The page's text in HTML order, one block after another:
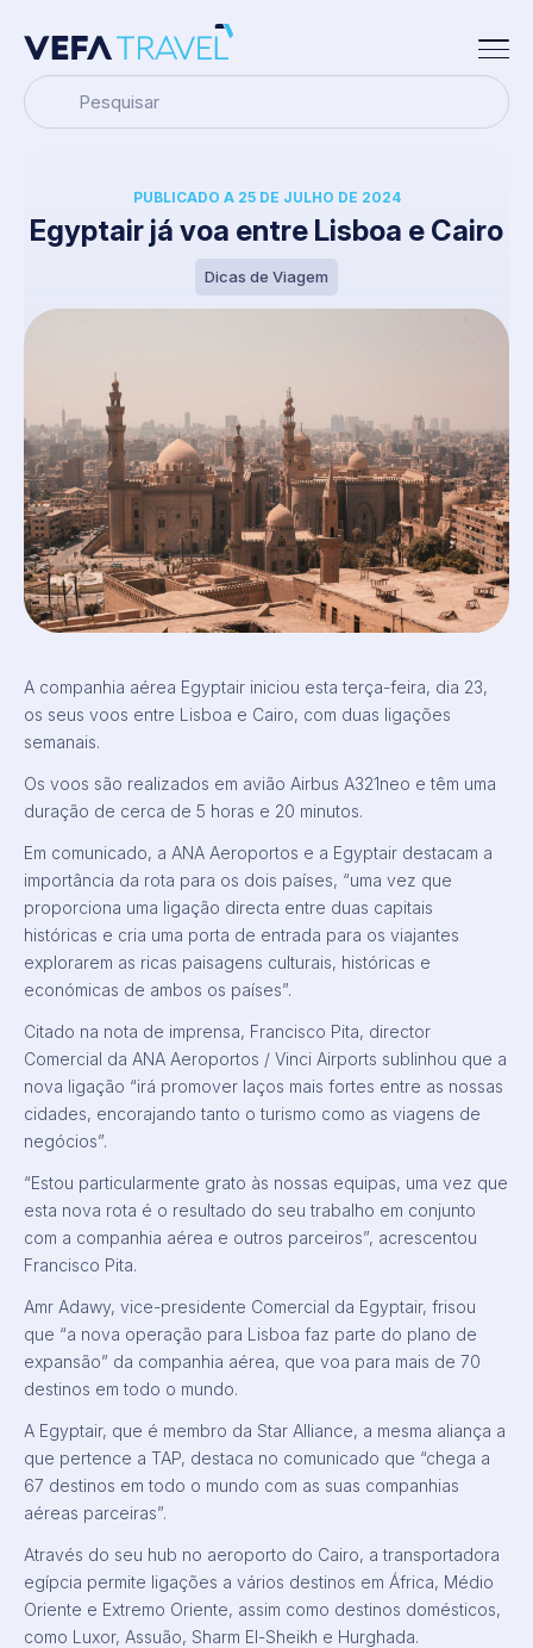
Pesquisar
PUBLICADO A 25 DE JULHO DE 2024
Egyptair já voa entre Lisboa e Cairo
Dicas de Viagem
A companhia aérea Egyptair iniciou esta terça-feira, dia 23,
os seus voos entre Lisboa e Cairo, com duas ligações
semanais.
Os voos são realizados em avião Airbus A321neo e têm uma
duração de cerca de 5 horas e 20 minutos.
Em comunicado, a ANA Aeroportos e a Egyptair destacam a
importância da rota para os dois países, “uma vez que
proporciona uma ligação directa entre duas capitais
históricas e cria uma porta de entrada para os viajantes
explorarem as ricas paisagens culturais, históricas e
económicas de ambos os países”.
Citado na nota de imprensa, Francisco Pita, director
Comercial da ANA Aeroportos / Vinci Airports sublinhou que a
nova ligação “irá promover laços mais fortes entre as nossas
cidades, encorajando tanto o turismo como as viagens de
negócios”.
“Estou particularmente grato às nossas equipas, uma vez que
esta nova rota é o resultado do seu trabalho em conjunto
com a companhia aérea e outros parceiros”, acrescentou
Francisco Pita.
Amr Adawy, vice-presidente Comercial da Egyptair, frisou
que “a nova operação para Lisboa faz parte do plano de
expansão” da companhia aérea, que voa para mais de 70
destinos em todo o mundo.
A Egyptair, que é membro da Star Alliance, a mesma aliança a
que pertence a TAP, destaca no comunicado que “chega a
67 destinos em todo o mundo com as suas companhias
aéreas parceiras”.
Através do seu hub no aeroporto do Cairo, a transportadora
egípcia permite ligações a vários destinos em África, Médio
Oriente e Extremo Oriente, assim como destinos domésticos,
como Luxor, Assuão, Sharm El-Sheikh e Hurghada.